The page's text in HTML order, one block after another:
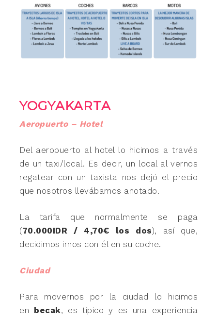
YOGYAKARTA
Aeropuerto – Hotel
Del aeropuerto al hotel lo hicimos a través
de un taxi/local. Es decir, un local al vernos
regatear con un taxista nos dejó el precio
que nosotros llevábamos anotado.
La tarifa que normalmente se paga
(70.000IDR / 4,70€ los dos), así que,
decidimos irnos con él en su coche.
Ciudad
Para movernos por la ciudad lo hicimos
en becak, es típico y es una experiencia